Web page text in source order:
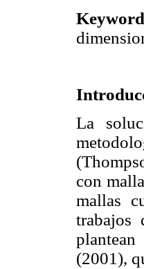
La
con
mallas
trabajos
(2001),